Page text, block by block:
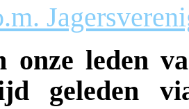
onze leden
geleden